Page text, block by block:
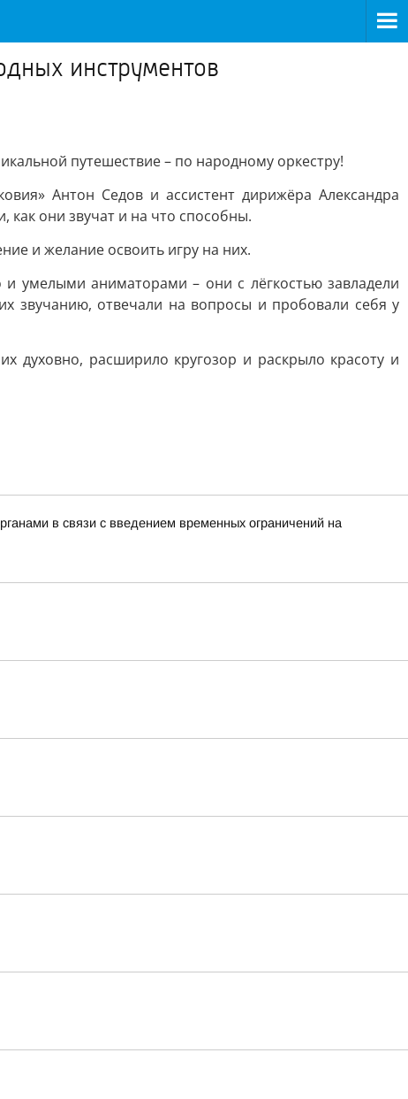
инструментов
путешествие – по народному оркестру!
Антон Седов и ассистент дирижёра Александра
они звучат и на что способны.
и желание освоить игру на них.
и умелыми аниматорами – они с лёгкостью завладели
звучанию, отвечали на вопросы и пробовали себя у
духовно, расширило кругозор и раскрыло красоту и
в связи с введением временных ограничений на